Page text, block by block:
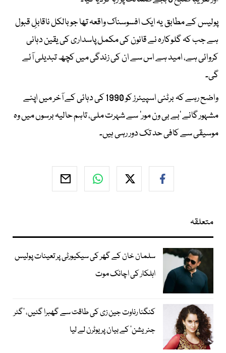
پولیس کے مطابق یہ ایک افسوسناک واقعہ تھا جو بالکل ناقابلِ قبول
ہے جب کہ گلوکارہ نے قانون کی مکمل پاسداری کی یقین دہانی
کروائی ہے، امید ہے اس سے ان کی زندگی میں کچھ تبدیلی آئے
گی۔
واضح رہے کہ برٹنی اسپیئرز کو 1990 کی دہائی کے آخر میں اپنے
مشہور گانے ’بے بی ون مور‘ سے شہرت ملی، تاہم حالیہ برسوں میں وہ
موسیقی سے کافی حد تک دور رہی ہیں۔
متعلقہ
سلمان خان کے گھر کی سیکیورٹی پر تعینات پولیس
اہلکار کی اچانک موت
کنگنا رناوت جین زی کی طاقت سے گھبرا گئیں، ’گٹر
جنریشن‘ کے بیان پر یوٹرن لے لیا